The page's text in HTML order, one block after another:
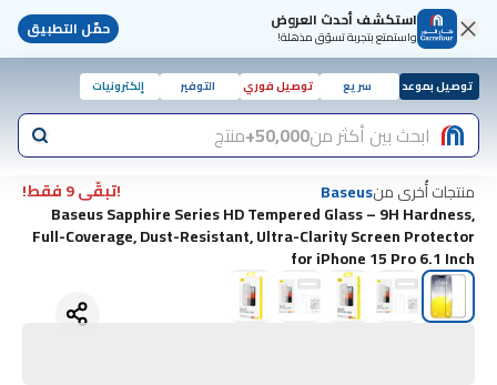
استكشف أحدث العروض
واستمتع بتجربة تسوّق مذهلة! حمّل التطبيق
توصيل بموعد سريع توصيل فوري التوفير إلكترونيات
ابحث بين أكثر من50,000+ منتج
منتجات أُخرى منBaseus
!تبقّى 9 فقط!
Baseus Sapphire Series HD Tempered Glass – 9H Hardness,
Full-Coverage, Dust-Resistant, Ultra-Clarity Screen Protector
for iPhone 15 Pro 6.1 Inch